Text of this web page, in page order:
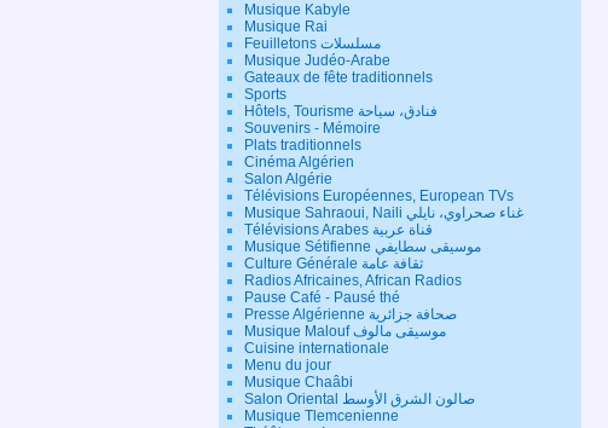
Musique Kabyle
Musique Rai
Feuilletons مسلسلات
Musique Judéo-Arabe
Gateaux de fête traditionnels
Sports
Hôtels, Tourisme فنادق، سياحة
Souvenirs - Mémoire
Plats traditionnels
Cinéma Algérien
Salon Algérie
Télévisions Européennes, European TVs
Musique Sahraoui, Naili غناء صحراوي، نايلي
Télévisions Arabes قناة عربية
Musique Sétifienne موسيقى سطايفي
Culture Générale ثقافة عامة
Radios Africaines, African Radios
Pause Café - Pausé thé
Presse Algérienne صحافة جزائرية
Musique Malouf موسيقى مالوف
Cuisine internationale
Menu du jour
Musique Chaâbi
Salon Oriental صالون الشرق الأوسط
Musique Tlemcenienne